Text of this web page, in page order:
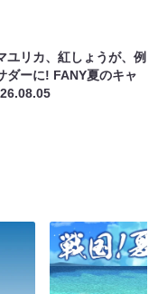
ユリカ、紅しょうが、例
ダーに! FANY夏のキャ